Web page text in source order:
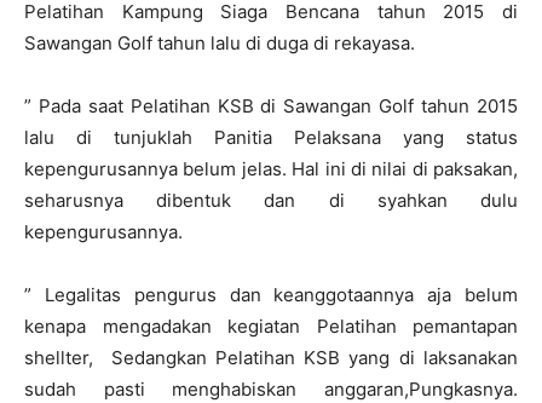
Pelatihan Kampung Siaga Bencana tahun 2015 di
Sawangan Golf tahun lalu di duga di rekayasa.
” Pada saat Pelatihan KSB di Sawangan Golf tahun 2015
lalu di tunjuklah Panitia Pelaksana yang status
kepengurusannya belum jelas. Hal ini di nilai di paksakan,
seharusnya dibentuk dan di syahkan dulu
kepengurusannya.
” Legalitas pengurus dan keanggotaannya aja belum
kenapa mengadakan kegiatan Pelatihan pemantapan
shellter, Sedangkan Pelatihan KSB yang di laksanakan
sudah pasti menghabiskan anggaran,Pungkasnya.